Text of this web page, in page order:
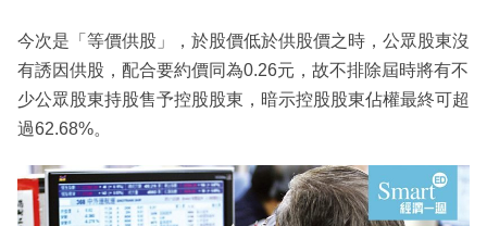
今次是「等價供股」，於股價低於供股價之時，公眾股東沒
有誘因供股，配合要約價同為0.26元，故不排除屆時將有不
少公眾股東持股售予控股股東，暗示控股股東佔權最終可超
過62.68%。